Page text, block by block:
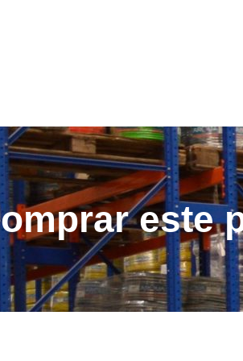
este